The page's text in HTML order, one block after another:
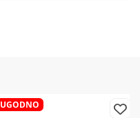
UGODNO